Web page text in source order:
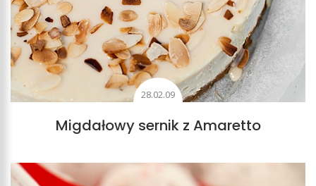
28.02.09
Migdałowy sernik z Amaretto